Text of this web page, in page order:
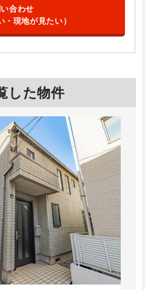
合わせ
・現地が見たい）
した物件